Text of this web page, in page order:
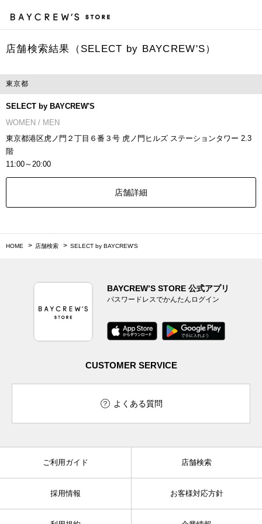
店舗検索結果（SELECT by BAYCREW'S）
東京都
SELECT by BAYCREW'S
WOMEN / MEN
東京都港区虎ノ門２丁目６番３号 虎ノ門ヒルズ ステーションタワー 2.3
階
11:00～20:00
店舗詳細
HOME 店舗検索 SELECT by BAYCREW'S
BAYCREW’S STORE 公式アプリ
パスワードレスでかんたんログイン
CUSTOMER SERVICE
よくある質問
ご利用ガイド 店舗検索
採用情報 お客様対応方針